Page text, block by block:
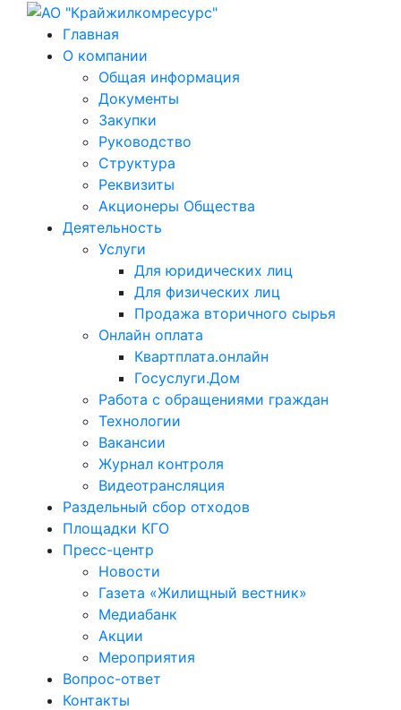
Главная
О компании
Общая информация
Документы
Закупки
Руководство
Структура
Реквизиты
Акционеры Общества
Деятельность
Услуги
Для юридических лиц
Для физических лиц
Продажа вторичного сырья
Онлайн оплата
Квартплата.онлайн
Госуслуги.Дом
Работа с обращениями граждан
Технологии
Вакансии
Журнал контроля
Видеотрансляция
Раздельный сбор отходов
Площадки КГО
Пресс-центр
Новости
Газета «Жилищный вестник»
Медиабанк
Акции
Мероприятия
Вопрос-ответ
Контакты